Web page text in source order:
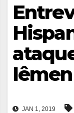
Iêmen
JAN 1, 2019